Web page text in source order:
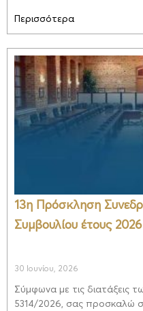
Περισσότερα
13η Πρόσκληση
Συμβουλίου έτους 2026
30 Ιουνίου, 2026
Σύμφωνα με τις διατάξεις
5314/2026, σας προσκαλώ